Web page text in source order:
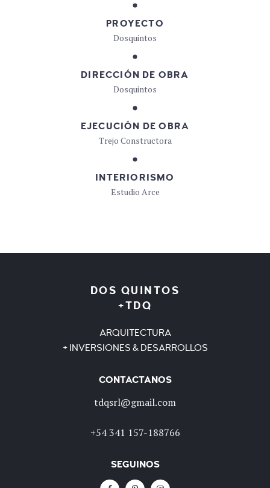
PROYECTO
Dosquintos
DIRECCIÓN DE OBRA
Dosquintos
EJECUCIÓN DE OBRA
Trejo Constructora
INTERIORISMO
Estudio Arce
DOS QUINTOS
+TDQ
ARQUITECTURA
+ INVERSIONES & DESARROLLOS
CONTACTANOS
tdqsrl@gmail.com
+54 341 157-188766
SEGUINOS